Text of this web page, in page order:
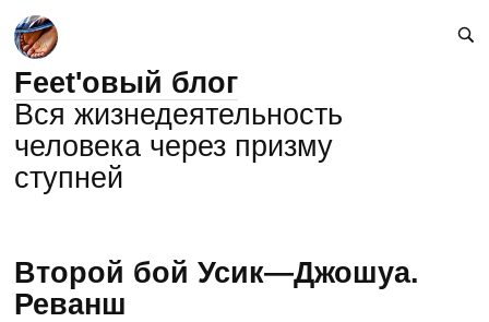
Feet'овый блог
Вся жизнедеятельность
человека через призму
ступней
Второй бой Усик—Джошуа.
Реванш